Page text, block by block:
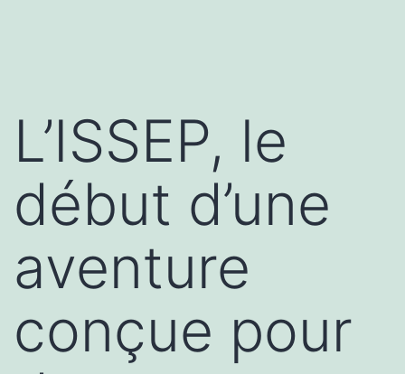
L’ISSEP, le
début d’une
aventure
conçue pour